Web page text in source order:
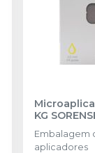
KG
Embalagem
aplicadores